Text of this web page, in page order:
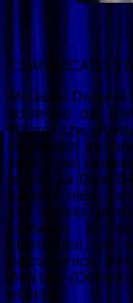
COMUNICATO
MI-ùsicol Dream
sostenuto dal
Milano, che
fra ragazzi
spettacolo:
registi.
La Dual
lungo 7 mesi,
che hanno
cantattori, 10
strumentisti, per
palcoscenico
Borciani
energia.